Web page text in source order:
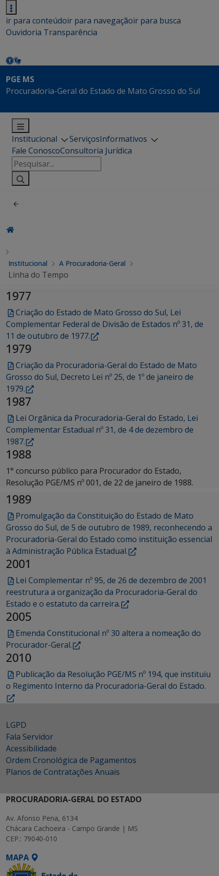
ir para conteúdoir para navegaçãoir para busca
Ouvidoria Transparência
PGE MS
Procuradoria-Geral do Estado de Mato Grosso do Sul
Institucional ServiçosInformativos
Fale ConoscoConsultoria Jurídica
Pesquisar
por:
Institucional A Procuradoria-Geral
Linha do Tempo
1977
Criação do Estado de Mato Grosso do Sul, Lei
Complementar Federal de Divisão de Estados nº 31, de
11 de outubro de 1977.
1979
Criação da Procuradoria-Geral do Estado de Mato
Grosso do Sul, Decreto Lei nº 25, de 1º de janeiro de
1979.
1987
Lei Orgânica da Procuradoria-Geral do Estado, Lei
Complementar Estadual nº 31, de 4 de dezembro de
1987.
1988
1° concurso público para Procurador do Estado,
Resolução PGE/MS nº 001, de 22 de janeiro de 1988.
1989
Promulgação da Constituição do Estado de Mato
Grosso do Sul, de 5 de outubro de 1989, reconhecendo a
Procuradoria-Geral do Estado como instituição essencial
à Administração Pública Estadual.
2001
Lei Complementar nº 95, de 26 de dezembro de 2001
reestrutura a organização da Procuradoria-Geral do
Estado e o estatuto da carreira.
2005
Emenda Constitucional nº 30 altera a nomeação do
Procurador-Geral.
2010
Publicação da Resolução PGE/MS nº 194, que instituiu
o Regimento Interno da Procuradoria-Geral do Estado.
LGPD
Fala Servidor
Acessibilidade
Ordem Cronológica de Pagamentos
Planos de Contratações Anuais
PROCURADORIA-GERAL DO ESTADO
Av. Afonso Pena, 6134
Chácara Cachoeira - Campo Grande | MS
CEP.: 79040-010
MAPA